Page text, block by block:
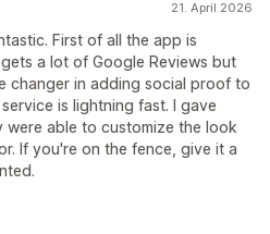
21. April 2026
First of all the app is
a lot of Google Reviews but
changer in adding social proof to
is lightning fast. I gave
able to customize the look
If you're on the fence, give it a